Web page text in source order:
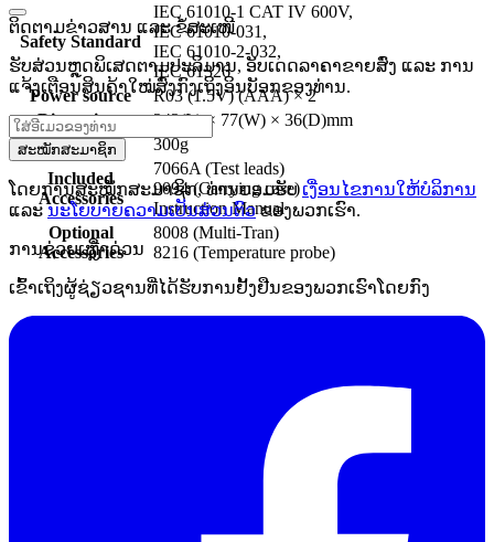
Safety Standard
IEC 61010-1 CAT IV 600V,
IEC 61010-031,
IEC 61010-2-032,
IEC 61326
Power source
R03 (1.5V) (AAA) × 2
Dimensions
243(L) × 77(W) × 36(D)mm
Weight
300g
Included
Accessories
7066A (Test leads)
9094 (Carrying case)
Instruction Manual
Optional
Accessories
8008 (Multi-Tran)
8216 (Temperature probe)
ຕິດຕາມຂ່າວສານ ແລະ ຂໍ້ສະເໜີ
ຮັບສ່ວນຫຼຸດພິເສດຕາມປະລິມານ, ອັບເດດລາຄາຂາຍສົ່ງ ແລະ ການ
ແຈ້ງເຕືອນສິນຄ້າໃໝ່ສົ່ງກົງເຖິງອິນບັອກຂອງທ່ານ.
ສະໝັກສະມາຊິກ
ໂດຍການສະໝັກສະມາຊິກ, ທ່ານຍອມຮັບເງື່ອນໄຂການໃຫ້ບໍລິການ
ແລະນະໂຍບາຍຄວາມເປັນສ່ວນຕົວຂອງພວກເຮົາ.
ການຊ່ວຍເຫຼືໍາດ່ວນ
ເຂົ້າເຖິງຜູ້ຊ່ຽວຊານທີ່ໄດ້ຮັບການຢັ້ງຢືນຂອງພວກເຮົາໂດຍກົງ